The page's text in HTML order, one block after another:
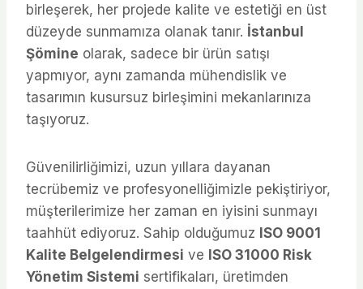
birleşerek, her projede kalite ve estetiği en üst
düzeyde sunmamıza olanak tanır. İstanbul
Şömine olarak, sadece bir ürün satışı
yapmıyor, aynı zamanda mühendislik ve
tasarımın kusursuz birleşimini mekanlarınıza
taşıyoruz.
Güvenilirliğimizi, uzun yıllara dayanan
tecrübemiz ve profesyonelliğimizle pekiştiriyor,
müşterilerimize her zaman en iyisini sunmayı
taahhüt ediyoruz. Sahip olduğumuz ISO 9001
Kalite Belgelendirmesi ve ISO 31000 Risk
Yönetim Sistemi sertifikaları, üretimden